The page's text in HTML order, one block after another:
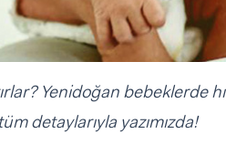
Yenidoğan bebeklerde
detaylarıyla yazımızda!